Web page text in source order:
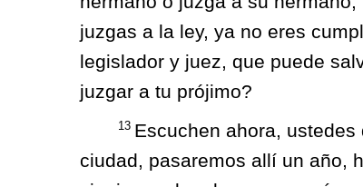
juzgas a la ley, ya no eres
legislador y juez, que puede
juzgar a tu prójimo?
13 Escuchen ahora, ustedes
ciudad, pasaremos allí un año,